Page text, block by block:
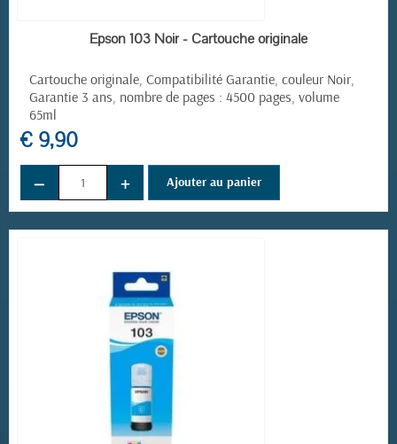
EN STOCK
Epson 103 Noir - Cartouche originale
Cartouche originale, Compatibilité Garantie, couleur Noir,
Garantie 3 ans, nombre de pages : 4500 pages, volume
65ml
€ 9,90
− + Ajouter au panier